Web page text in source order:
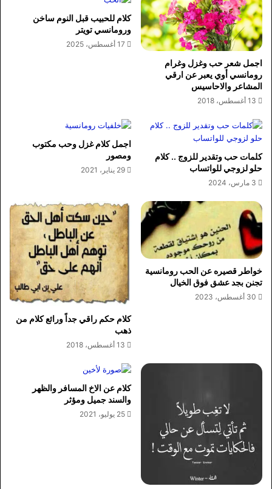
اجمل شعر حب وغزل وغرام
رومانسي أوي يعبر عن ارقي
المشاعر والاحاسيس
13 أغسطس، 2018
كلام للحبيب قبل النوم ساخن
ورومانسي تويتر
17 أغسطس، 2025
كلمات حب وتقدير للزوج .. كلام
حلو لزوجي للواتساب
3 مارس، 2024
اجمل كلام غزل وحب مكتوب
ومصور
29 يناير، 2021
خواطر قصيره عن الحب رومانسية
تجنن بجد عشق فوق الخيال
30 أغسطس، 2023
كلام حكم راقي جداً ورائع كلام من
ذهب
13 أغسطس، 2018
كلام عن الاخ المسافر والظهر
والسند جميل ومؤثر
25 يوليو، 2021